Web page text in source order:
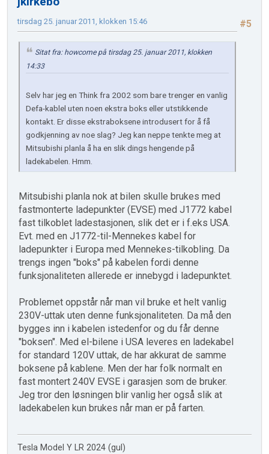
#5
tirsdag 25. januar 2011, klokken 15:46
Sitat fra: howcome på tirsdag 25. januar 2011, klokken
14:33
Selv har jeg en Think fra 2002 som bare trenger en vanlig
Defa-kablel uten noen ekstra boks eller utstikkende
kontakt. Er disse ekstraboksene introdusert for å få
godkjenning av noe slag? Jeg kan neppe tenkte meg at
Mitsubishi planla å ha en slik dings hengende på
ladekabelen. Hmm.
Mitsubishi planla nok at bilen skulle brukes med
fastmonterte ladepunkter (EVSE) med J1772 kabel
fast tilkoblet ladestasjonen, slik det er i f.eks USA.
Evt. med en J1772-til-Mennekes kabel for
ladepunkter i Europa med Mennekes-tilkobling. Da
trengs ingen "boks" på kabelen fordi denne
funksjonaliteten allerede er innebygd i ladepunktet.
Problemet oppstår når man vil bruke et helt vanlig
230V-uttak uten denne funksjonaliteten. Da må den
bygges inn i kabelen istedenfor og du får denne
"boksen". Med el-bilene i USA leveres en ladekabel
for standard 120V uttak, de har akkurat de samme
boksene på kablene. Men der har folk normalt en
fast montert 240V EVSE i garasjen som de bruker.
Jeg tror den løsningen blir vanlig her også slik at
ladekabelen kun brukes når man er på farten.
Tesla Model Y LR 2024 (gul)